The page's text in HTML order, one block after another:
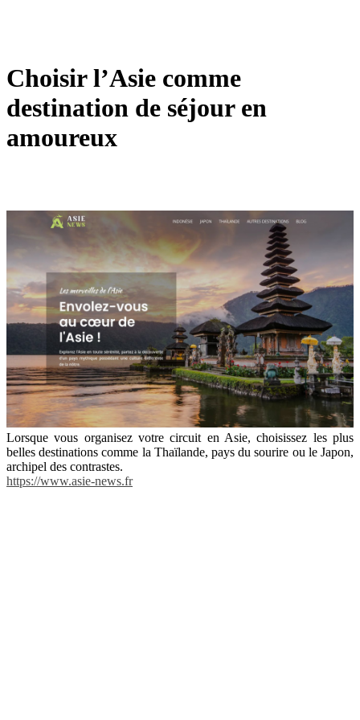
Choisir l’Asie comme
destination de séjour en
amoureux
Lorsque vous organisez votre circuit en Asie, choisissez les plus
belles destinations comme la Thaïlande, pays du sourire ou le Japon,
archipel des contrastes.
https://www.asie-news.fr